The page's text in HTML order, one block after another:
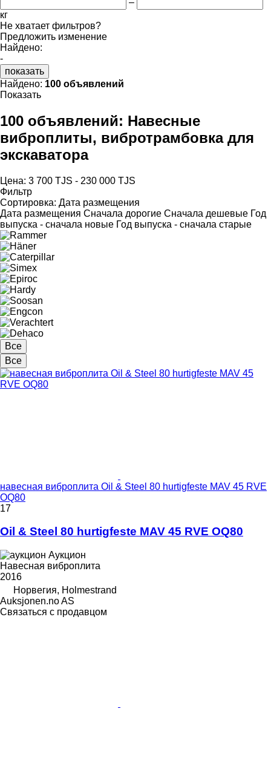
кг
Не хватает фильтров?
Предложить изменение
Найдено:
-
показать
Найдено: 100 объявлений
Показать
100 объявлений: Навесные
виброплиты, вибротрамбовка для
экскаватора
Цена: 3 700 TJS - 230 000 TJS
Фильтр
Сортировка: Дата размещения
Дата размещения Сначала дорогие Сначала дешевые Год
выпуска - сначала новые Год выпуска - сначала старые
Все
Все
навесная виброплита Oil & Steel 80 hurtigfeste MAV 45 RVE
OQ80
17
Oil & Steel 80 hurtigfeste MAV 45 RVE OQ80
Аукцион
Навесная виброплита
2016
Норвегия, Holmestrand
Auksjonen.no AS
Связаться с продавцом